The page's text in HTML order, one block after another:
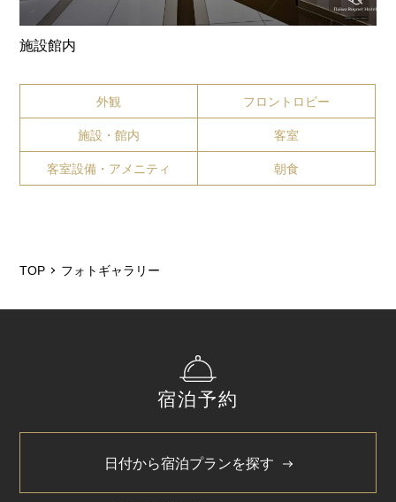
施設館内
外観 フロントロビー
施設・館内 客室
客室設備・アメニティ 朝食
TOP フォトギャラリー
宿泊予約
日付から宿泊プランを探す